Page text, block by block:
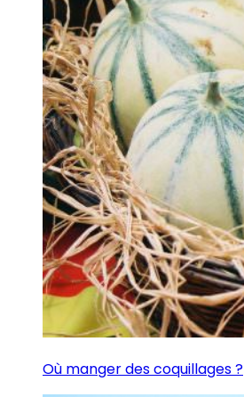
Où manger des coquillages ?